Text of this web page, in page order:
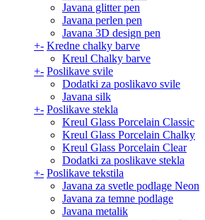
Javana glitter pen
Javana perlen pen
Javana 3D design pen
+- Kredne chalky barve
Kreul Chalky barve
+- Poslikave svile
Dodatki za poslikavo svile
Javana silk
+- Poslikave stekla
Kreul Glass Porcelain Classic
Kreul Glass Porcelain Chalky
Kreul Glass Porcelain Clear
Dodatki za poslikave stekla
+- Poslikave tekstila
Javana za svetle podlage Neon
Javana za temne podlage
Javana metalik